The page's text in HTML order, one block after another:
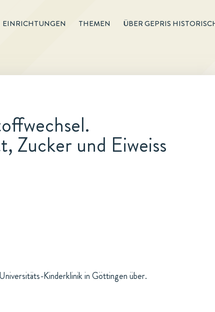
EINRICHTUNGEN THEMEN ÜBER GEPRIS
Zucker und Eiweiss
Kinderklinik in Göttingen über.